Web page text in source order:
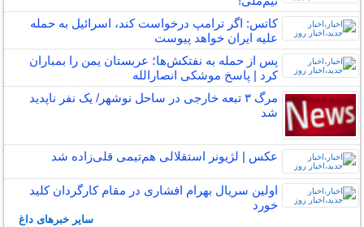
کاتس: اگر ترامپ درخواست کند، اسرائیل به حمله
علیه ایران خواهد پیوست
پس از حمله به نفتکش‌ها؛ عربستان یمن را بمباران
کرد | پاسخ موشکی انصارالله
مرگ ۳ تبعه خارجی در ساحل نوشهر/ یک نفر ناپدید
شد
عکس | لژیونر استقلالی هم‌تیمی قلی‌زاده شد
اولین سریال بهرام افشاری در مقام کارگردان کلید
خورد
سایر خبرهای داغ